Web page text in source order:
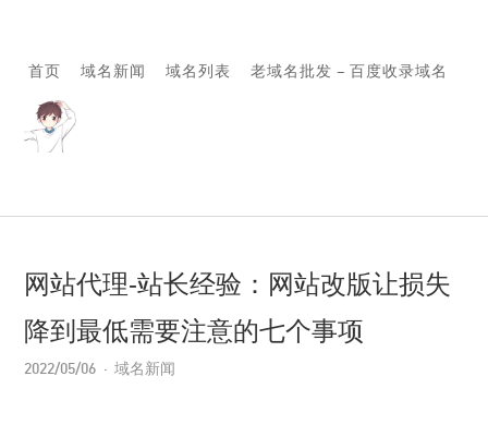
首页 域名新闻 域名列表 老域名批发 – 百度收录域名
网站代理-站长经验：网站改版让损失
降到最低需要注意的七个事项
2022/05/06 域名新闻